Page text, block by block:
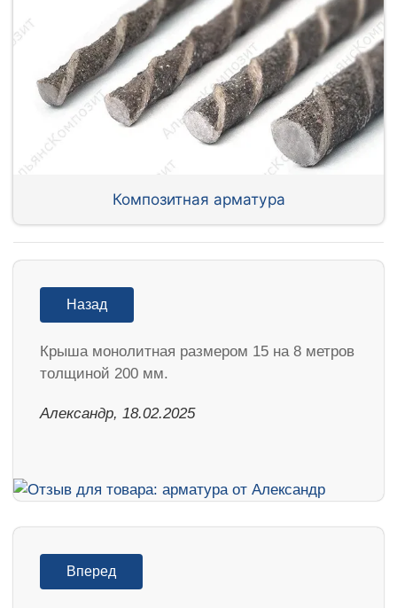
Композитная арматура
Назад
Крыша монолитная размером 15 на 8 метров
толщиной 200 мм.
Александр, 18.02.2025
Вперед